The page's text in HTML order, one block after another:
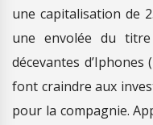
une capitalisation de
une envolée du
décevantes
font craindre aux
pour la compagnie.